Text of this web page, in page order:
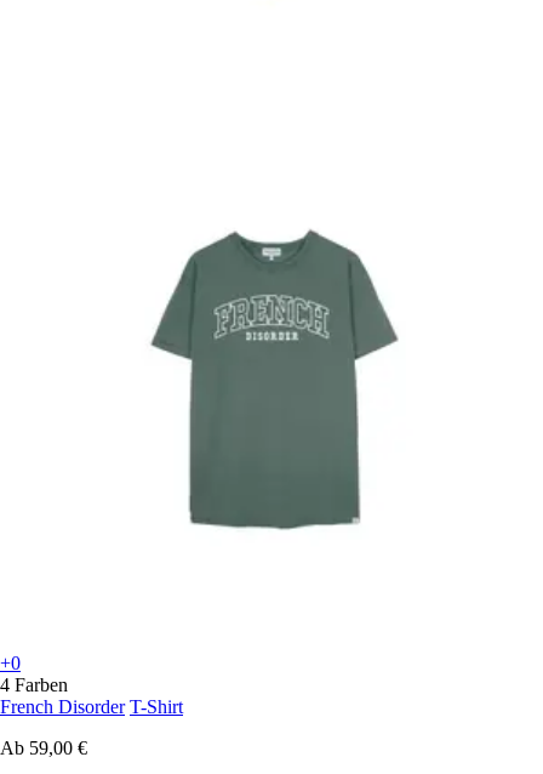
+0
4 Farben
French Disorder T-Shirt
Ab 59,00 €